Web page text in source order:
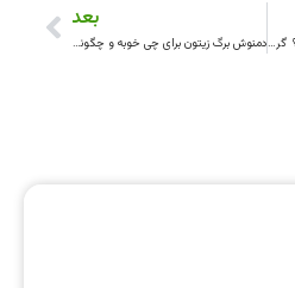
چگونه پوست مرکبات را خشک کنیم؟ گریپ فروت، پرتقال یا سایر مرکبات
بعد
دمنوش برگ زیتون برای چی خوبه و چگونه برگ‌های زیتون را خشک کنیم تا خودمان دمنوش درست کنیم؟